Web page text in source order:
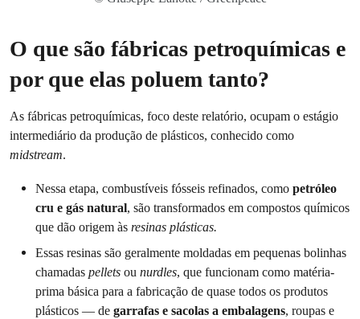
O que são fábricas petroquímicas e
por que elas poluem tanto?
As fábricas petroquímicas, foco deste relatório, ocupam o estágio
intermediário da produção de plásticos, conhecido como
midstream.
Nessa etapa, combustíveis fósseis refinados, como petróleo
cru e gás natural, são transformados em compostos químicos
que dão origem às resinas plásticas.
Essas resinas são geralmente moldadas em pequenas bolinhas
chamadas pellets ou nurdles, que funcionam como matéria-
prima básica para a fabricação de quase todos os produtos
plásticos — de garrafas e sacolas a embalagens, roupas e